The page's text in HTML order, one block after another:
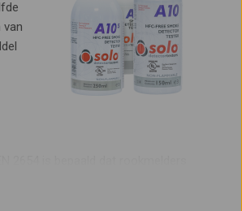
van
te doen omdat de melder